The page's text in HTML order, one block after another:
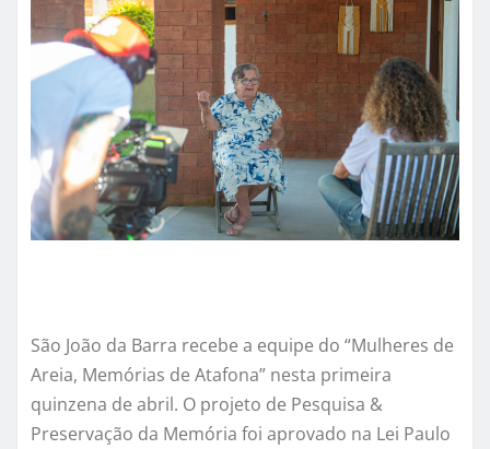
São João da Barra recebe a equipe do “Mulheres de
Areia, Memórias de Atafona” nesta primeira
quinzena de abril. O projeto de Pesquisa &
Preservação da Memória foi aprovado na Lei Paulo